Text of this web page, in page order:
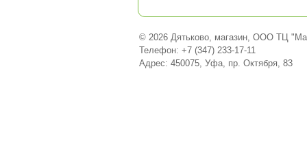
© 2026 Дятьково, магазин, ООО ТЦ
Телефон: +7 (347) 233-17-11
Адрес: 450075, Уфа, пр. Октября, 83